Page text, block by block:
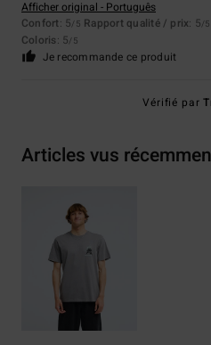
Afficher original - Português
Confort: 5/5 Rapport qualité / prix: 5/5
Coloris: 5/5
Je recommande ce produit
Vérifié par
Articles vus